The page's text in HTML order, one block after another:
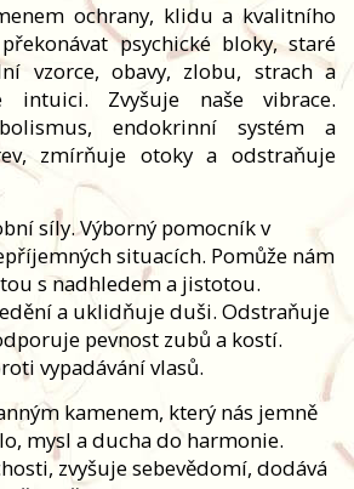
ochrany, klidu a kvalitního
psychické bloky, staré
vzorce, obavy, zlobu, strach a
intuici. Zvyšuje naše vibrace.
endokrinní systém a
zmírňuje otoky a odstraňuje
síly. Výborný pomocník v
situacích. Pomůže nám
s nadhledem a jistotou.
a uklidňuje duši. Odstraňuje
pevnost zubů a kostí.
vypadávání vlasů.
kamenem, který nás jemně
mysl a ducha do harmonie.
zvyšuje sebevědomí, dodává